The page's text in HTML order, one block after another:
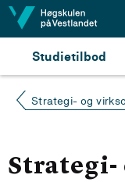
Hopp til innhald
Studietilbod
Strategi- og
Strategi-